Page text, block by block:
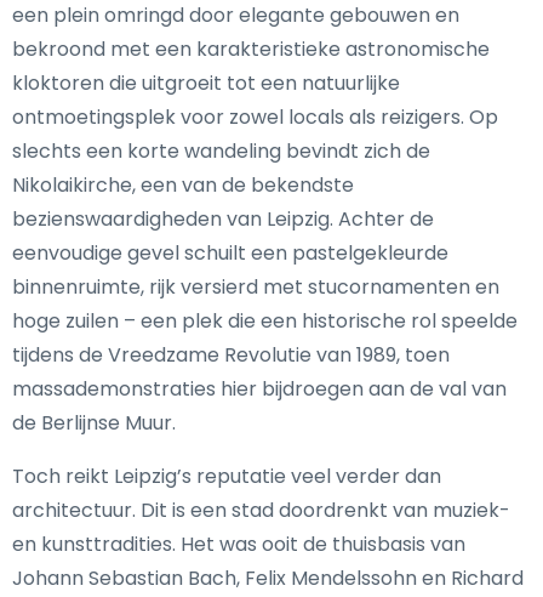
een plein omringd door elegante gebouwen en
bekroond met een karakteristieke astronomische
kloktoren die uitgroeit tot een natuurlijke
ontmoetingsplek voor zowel locals als reizigers. Op
slechts een korte wandeling bevindt zich de
Nikolaikirche, een van de bekendste
bezienswaardigheden van Leipzig. Achter de
eenvoudige gevel schuilt een pastelgekleurde
binnenruimte, rijk versierd met stucornamenten en
hoge zuilen – een plek die een historische rol speelde
tijdens de Vreedzame Revolutie van 1989, toen
massademonstraties hier bijdroegen aan de val van
de Berlijnse Muur.
Toch reikt Leipzig’s reputatie veel verder dan
architectuur. Dit is een stad doordrenkt van muziek-
en kunsttradities. Het was ooit de thuisbasis van
Johann Sebastian Bach, Felix Mendelssohn en Richard